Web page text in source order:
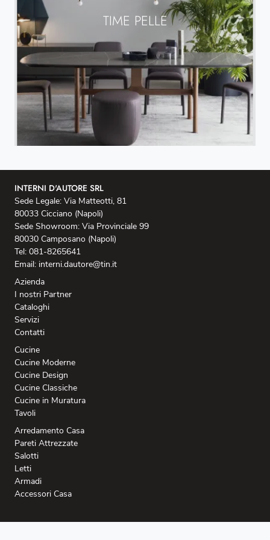
TIME PELLE
INTERNI D'AUTORE SRL
Sede Legale: Via Matteotti, 81
80033 Cicciano (Napoli)
Sede Showroom: Via Provinciale 99
80030 Camposano (Napoli)
Tel: 081-8265641
Email: interni.dautore@tin.it
Azienda
I nostri Partner
Cataloghi
Servizi
Contatti
Cucine
Cucine Moderne
Cucine Design
Cucine Classiche
Cucine in Muratura
Tavoli
Arredamento Casa
Pareti Attrezzate
Salotti
Letti
Armadi
Accessori Casa